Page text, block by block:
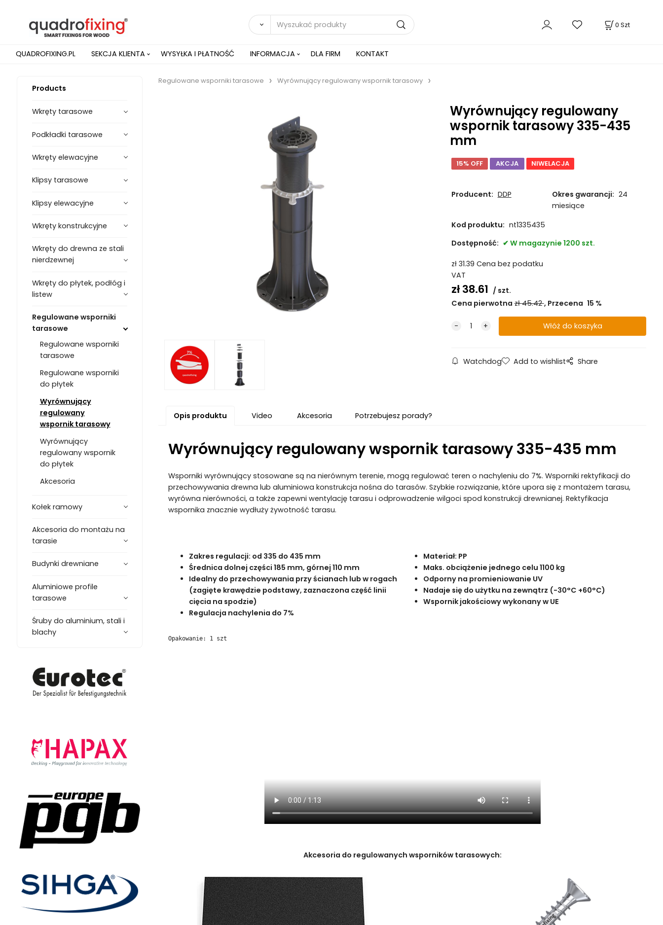
0 Szt
QUADROFIXING.PL SEKCJA KLIENTA WYSYŁKA I PŁATNOŚĆ INFORMACJA DLA FIRM KONTAKT
Products
Wkręty tarasowe
Podkładki tarasowe
Wkręty elewacyjne
Klipsy tarasowe
Klipsy elewacyjne
Wkręty konstrukcyjne
Wkręty do drewna ze stali
nierdzewnej
Wkręty do płytek, podłóg i
listew
Regulowane wsporniki
tarasowe
Regulowane wsporniki
tarasowe
Regulowane wsporniki
do płytek
Wyrównujący
regulowany
wspornik tarasowy
Wyrównujący
regulowany wspornik
do płytek
Akcesoria
Kołek ramowy
Akcesoria do montażu na
tarasie
Budynki drewniane
Aluminiowe profile
tarasowe
Śruby do aluminium, stali i
blachy
Regulowane wsporniki tarasowe Wyrównujący regulowany wspornik tarasowy
Wyrównujący regulowany
wspornik tarasowy 335-435
mm
15% OFF AKCJA NIWELACJA
Producent: DDP Okres gwarancji: 24
miesiące
Kod produktu: nt1335435
Dostępność:
W magazynie 1200 szt.
zł 31.39 Cena bez podatku
VAT
zł38.61
szt.
Cena pierwotna zł45.42 Przecena 15 %
Watchdog Add to wishlist Share
Opis produktu Video Akcesoria Potrzebujesz porady?
Wyrównujący regulowany wspornik tarasowy 335-435 mm
Wsporniki wyrównujący stosowane są na nierównym terenie, mogą regulować teren o nachyleniu do 7%. Wsporniki rektyfikacji do
przechowywania drewna lub aluminiowa konstrukcja nośna do tarasów. Szybkie rozwiązanie, które upora się z montażem tarasu,
wyrówna nierówności, a także zapewni wentylację tarasu i odprowadzenie wilgoci spod konstrukcji drewnianej. Rektyfikacja
wspornika znacznie wydłuży żywotność tarasu.
Zakres regulacji: od 335 do 435 mm
Średnica dolnej części 185 mm, górnej 110 mm
Idealny do przechowywania przy ścianach lub w rogach
(zagięte krawędzie podstawy, zaznaczona część linii
cięcia na spodzie)
Regulacja nachylenia do 7%
Materiał: PP
Maks. obciążenie jednego celu 1100 kg
Odporny na promieniowanie UV
Nadaje się do użytku na zewnątrz (-30°C +60°C)
Wspornik jakościowy wykonany w UE
Opakowanie: 1 szt
Akcesoria do regulowanych wsporników tarasowych: